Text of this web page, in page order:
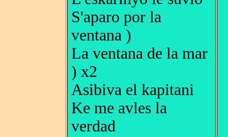
S'aparo por la
ventana )
La ventana de la mar
) x2
Asibiva el kapitani
Ke me avles la
verdad